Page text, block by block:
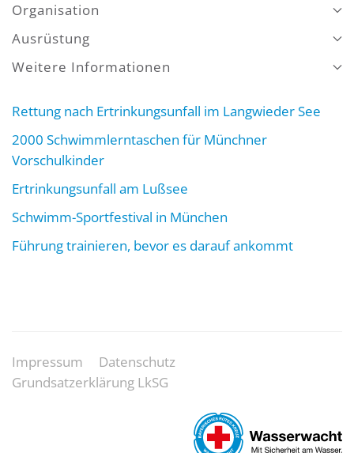
Organisation
Ausrüstung
Weitere Informationen
Rettung nach Ertrinkungsunfall im Langwieder See
2000 Schwimmlerntaschen für Münchner
Vorschulkinder
Ertrinkungsunfall am Lußsee
Schwimm-Sportfestival in München
Führung trainieren, bevor es darauf ankommt
Impressum
Datenschutz
Grundsatzerklärung LkSG